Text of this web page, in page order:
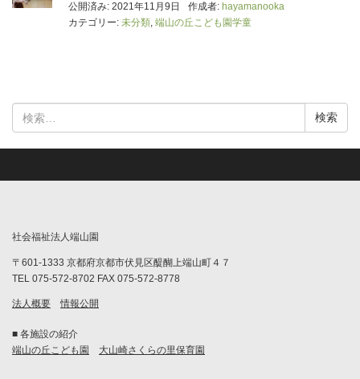
公開済み: 2021年11月9日 作成者: hayamanooka
カテゴリー: 未分類, 端山の丘こども園学童
索:
社会福祉法人端山園
〒601-1333 京都府京都市伏見区醍醐上端山町４７
TEL 075-572-8702 FAX 075-572-8778
法人概要 情報公開
■ 各施設の紹介
端山の丘こども園
大山崎さくらの里保育園